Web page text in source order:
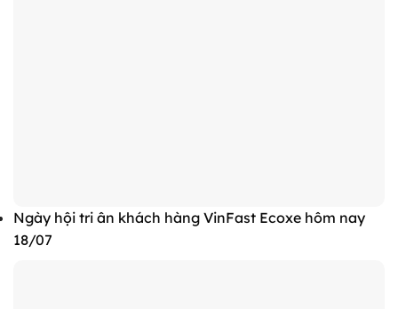
Ngày hội tri ân khách hàng VinFast Ecoxe hôm nay
18/07